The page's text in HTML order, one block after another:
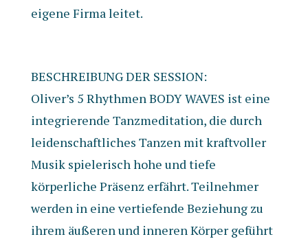
eigene Firma leitet.
BESCHREIBUNG DER SESSION:
Oliver’s 5 Rhythmen BODY WAVES ist eine
integrierende Tanzmeditation, die durch
leidenschaftliches Tanzen mit kraftvoller
Musik spielerisch hohe und tiefe
körperliche Präsenz erfährt. Teilnehmer
werden in eine vertiefende Beziehung zu
ihrem äußeren und inneren Körper geführt